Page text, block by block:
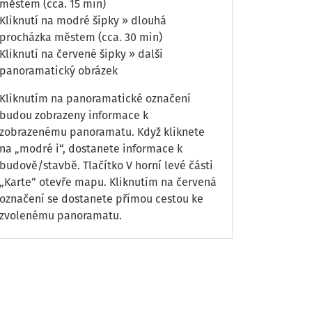
městem (cca. 15 min)
Kliknutí na modré šipky » dlouhá
procházka městem (cca. 30 min)
Kliknutí na červené šipky » další
panoramatický obrázek
Kliknutím na panoramatické označení
budou zobrazeny informace k
zobrazenému panoramatu. Když kliknete
na „modré i“, dostanete informace k
budově/stavbě. Tlačítko V horní levé části
„Karte“ otevře mapu. Kliknutím na červená
označení se dostanete přímou cestou ke
zvolenému panoramatu.